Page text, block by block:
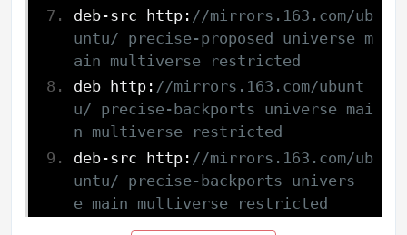
deb-src http : //mirrors.163.com/ub
untu/ precise-proposed universe m
ain multiverse restricted
deb http : //mirrors.163.com/ubunt
u/ precise-backports universe mai
n multiverse restricted
deb-src http : //mirrors.163.com/ub
untu/ precise-backports univers
e main multiverse restricted
src http://mirrors.163.com/ub